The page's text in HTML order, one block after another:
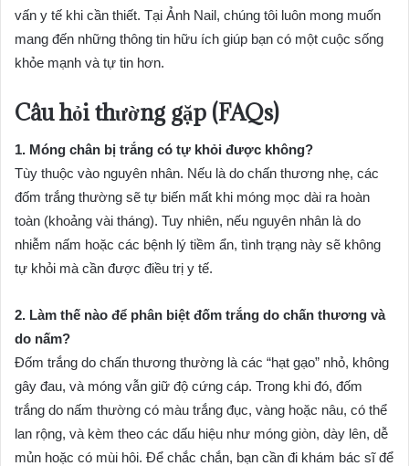
vấn y tế khi cần thiết. Tại Ảnh Nail, chúng tôi luôn mong muốn
mang đến những thông tin hữu ích giúp bạn có một cuộc sống
khỏe mạnh và tự tin hơn.
Câu hỏi thường gặp (FAQs)
1. Móng chân bị trắng có tự khỏi được không?
Tùy thuộc vào nguyên nhân. Nếu là do chấn thương nhẹ, các
đốm trắng thường sẽ tự biến mất khi móng mọc dài ra hoàn
toàn (khoảng vài tháng). Tuy nhiên, nếu nguyên nhân là do
nhiễm nấm hoặc các bệnh lý tiềm ẩn, tình trạng này sẽ không
tự khỏi mà cần được điều trị y tế.
2. Làm thế nào để phân biệt đốm trắng do chấn thương và
do nấm?
Đốm trắng do chấn thương thường là các “hạt gạo” nhỏ, không
gây đau, và móng vẫn giữ độ cứng cáp. Trong khi đó, đốm
trắng do nấm thường có màu trắng đục, vàng hoặc nâu, có thể
lan rộng, và kèm theo các dấu hiệu như móng giòn, dày lên, dễ
mủn hoặc có mùi hôi. Để chắc chắn, bạn cần đi khám bác sĩ để